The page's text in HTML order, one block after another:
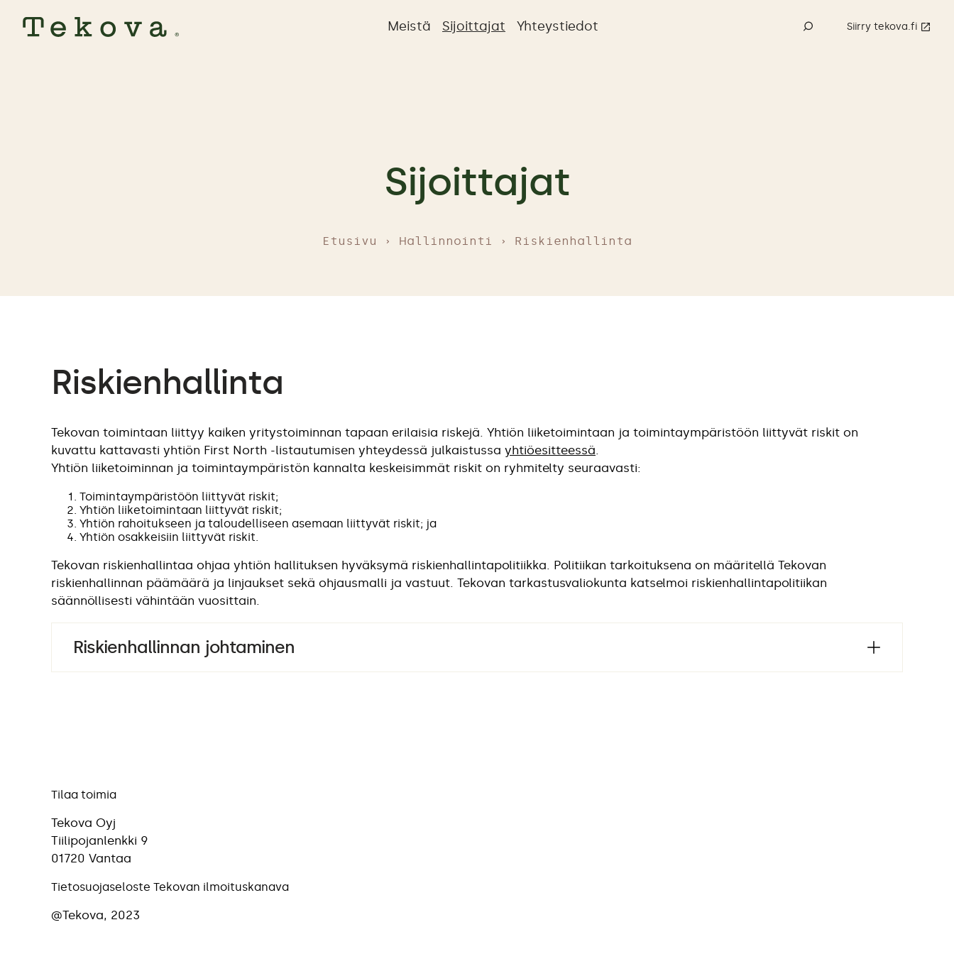
Siirry tekova.fi
Meistä Sijoittajat Yhteystiedot
Sijoittajat
Etusivu Hallinnointi Riskienhallinta
Riskienhallinta
Tekovan toimintaan liittyy kaiken yritystoiminnan tapaan erilaisia riskejä. Yhtiön liiketoimintaan ja toimintaympäristöön liittyvät riskit on
kuvattu kattavasti yhtiön First North -listautumisen yhteydessä julkaistussa yhtiöesitteessä.
Yhtiön liiketoiminnan ja toimintaympäristön kannalta keskeisimmät riskit on ryhmitelty seuraavasti:
Toimintaympäristöön liittyvät riskit;
Yhtiön liiketoimintaan liittyvät riskit;
Yhtiön rahoitukseen ja taloudelliseen asemaan liittyvät riskit; ja
Yhtiön osakkeisiin liittyvät riskit.
Tekovan riskienhallintaa ohjaa yhtiön hallituksen hyväksymä riskienhallintapolitiikka. Politiikan tarkoituksena on määritellä Tekovan
riskienhallinnan päämäärä ja linjaukset sekä ohjausmalli ja vastuut. Tekovan tarkastusvaliokunta katselmoi riskienhallintapolitiikan
säännöllisesti vähintään vuosittain.
Riskienhallinnan johtaminen
Tilaa toimia
Tekova Oyj
Tiilipojanlenkki 9
01720 Vantaa
Tietosuojaseloste Tekovan ilmoituskanava
@Tekova, 2023